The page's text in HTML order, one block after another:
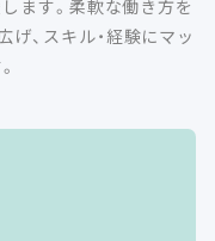
ます。柔軟な働き方を
、スキル・経験にマッ